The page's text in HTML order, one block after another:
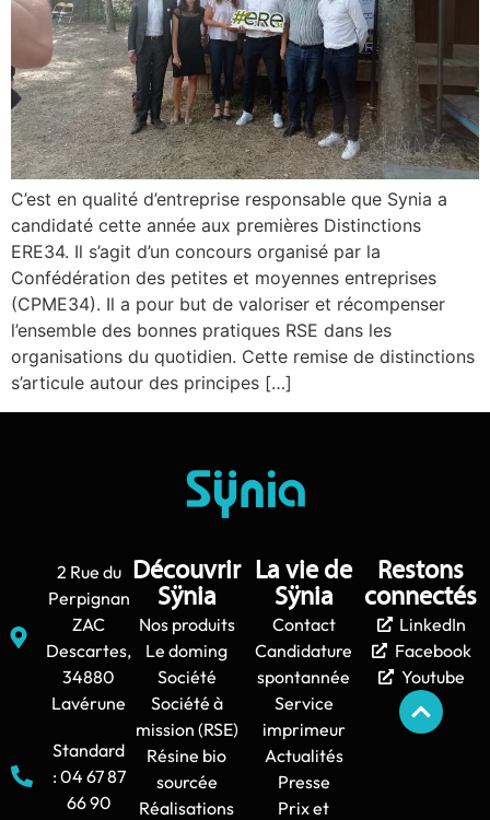
C’est en qualité d’entreprise responsable que Synia a
candidaté cette année aux premières Distinctions
ERE34. Il s’agit d’un concours organisé par la
Confédération des petites et moyennes entreprises
(CPME34). Il a pour but de valoriser et récompenser
l’ensemble des bonnes pratiques RSE dans les
organisations du quotidien. Cette remise de distinctions
s’articule autour des principes […]
2 Rue du
Perpignan
ZAC
Descartes,
34880
Lavérune
Standard
: 04 67 87
66 90
Découvrir
Sÿnia
Nos produits
Le doming
Société
Société à
mission (RSE)
Résine bio
sourcée
Réalisations
La vie de
Sÿnia
Contact
Candidature
spontannée
Service
imprimeur
Actualités
Presse
Prix et
Restons
connectés
LinkedIn
Facebook
Youtube